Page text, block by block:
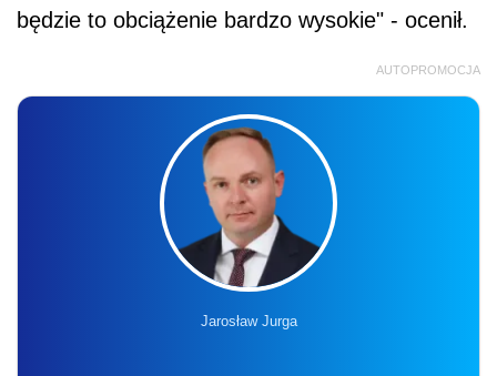
będzie to obciążenie bardzo wysokie" - ocenił.
AUTOPROMOCJA
Jarosław Jurga